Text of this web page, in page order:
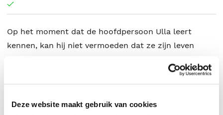
Deze website maakt gebruik van cookies
Op het moment dat de hoofdpersoon Ulla leert
kennen, kan hij niet vermoeden dat ze zijn leven
problemen, aanhankelijkheid en speelzucht voert
hem op een pad dat uiteindelijk dwingt tot een
fundamentele keuze voor een vrijheid met of zonder